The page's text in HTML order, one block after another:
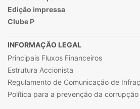
Edição impressa
Clube P
INFORMAÇÃO LEGAL
Principais Fluxos Financeiros
Estrutura Accionista
Regulamento de Comunicação de
Política para a prevenção da